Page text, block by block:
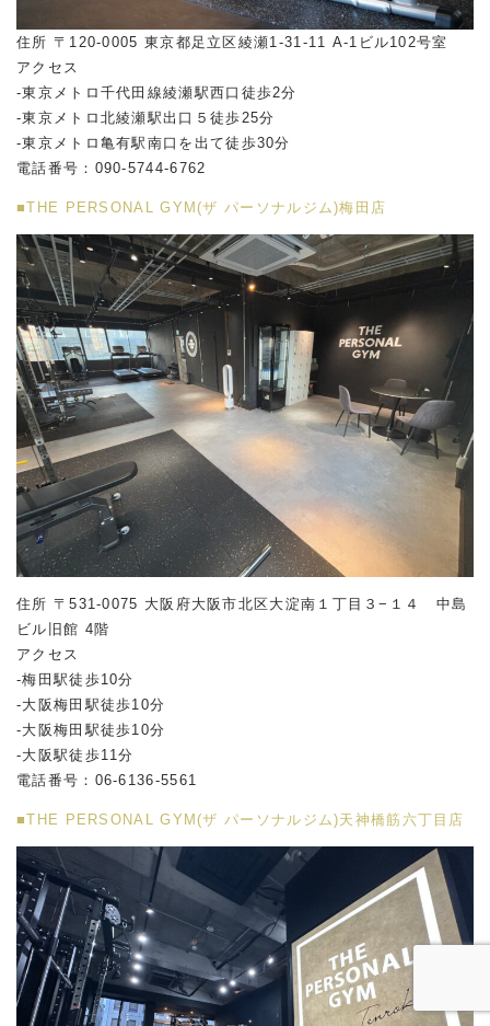
住所 〒120-0005 東京都足立区綾瀬1-31-11 A-1ビル102号室
アクセス
-東京メトロ千代田線綾瀬駅西口徒歩2分
-東京メトロ北綾瀬駅出口５徒歩25分
-東京メトロ亀有駅南口を出て徒歩30分
電話番号：090-5744-6762
■THE PERSONAL GYM(ザ パーソナルジム)梅田店
住所 〒531-0075 大阪府大阪市北区大淀南１丁目３−１４ 中島
ビル旧館 4階
アクセス
-梅田駅徒歩10分
-大阪梅田駅徒歩10分
-大阪梅田駅徒歩10分
-大阪駅徒歩11分
電話番号：06-6136-5561
■THE PERSONAL GYM(ザ パーソナルジム)天神橋筋六丁目店